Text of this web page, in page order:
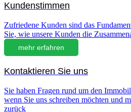
Kundenstimmen
Zufriedene Kunden sind das
Sie, wie unsere Kunden die
mehr erfahren
Kontaktieren Sie uns
Sie haben Fragen rund um den
wenn Sie uns schreiben möchten und
zurück